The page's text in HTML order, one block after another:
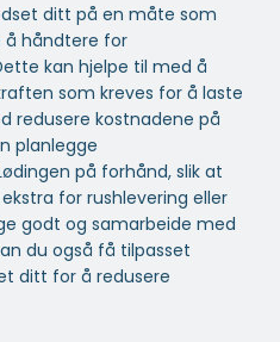
ditt på en måte som
å håndtere for
kan hjelpe til med å
som kreves for å laste
redusere kostnadene på
planlegge
på forhånd, slik at
for rushlevering eller
godt og samarbeide med
du også få tilpasset
ditt for å redusere